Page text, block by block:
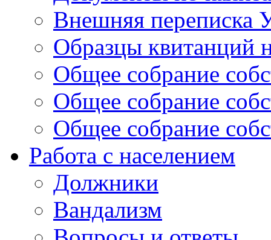
Внешняя переписка
Образцы квитанций
Общее собрание
Общее собрание
Общее собрание
Работа с населением
Должники
Вандализм